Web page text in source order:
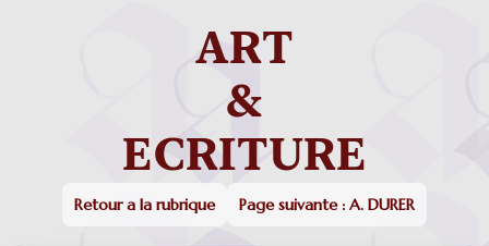
Retour a la rubrique Page suivante : A. DURER